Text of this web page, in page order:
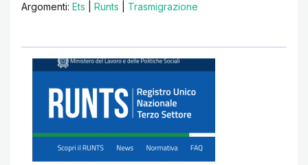
Argomenti: Ets Runts Trasmigrazione